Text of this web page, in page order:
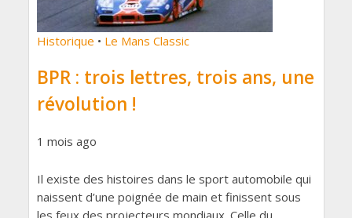
Historique • Le Mans Classic
BPR : trois lettres, trois ans, une
révolution !
1 mois ago
Il existe des histoires dans le sport automobile qui
naissent d’une poignée de main et finissent sous